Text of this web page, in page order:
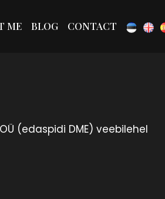
ME BLOG CONTACT
(edaspidi DME) veebilehel